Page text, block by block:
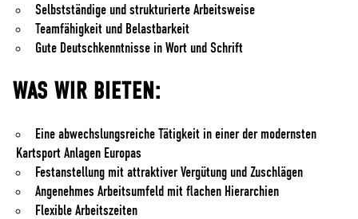
Selbstständige und strukturierte Arbeitsweise
Teamfähigkeit und Belastbarkeit
Gute Deutschkenntnisse in Wort und Schrift
WAS WIR BIETEN:
Eine abwechslungsreiche Tätigkeit in einer der modernsten
Kartsport Anlagen Europas
Festanstellung mit attraktiver Vergütung und Zuschlägen
Angenehmes Arbeitsumfeld mit flachen Hierarchien
Flexible Arbeitszeiten